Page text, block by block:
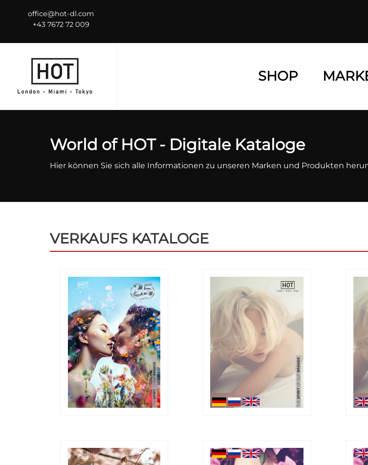
office@hot-dl.com
+43 7672 72 009
SHOP
World of HOT - Digitale Kataloge
Hier können Sie sich alle Informationen zu unseren Marken und Produkten
VERKAUFS KATALOGE